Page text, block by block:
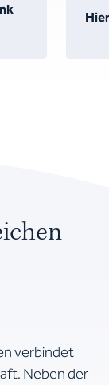
verbindet
Neben der